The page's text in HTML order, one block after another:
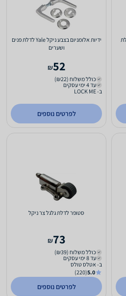
ידיות אלומניום בצבע ניקל Yale לדלת פנים
ושערים
52
₪
כולל משלוח (₪22)
עד 4 ימי עסקים
ב- LOCK ME
לפרטים נוספים
סטופר לדלת גלגל צר ניקל
73
₪
כולל משלוח (₪39)
עד 8 ימי עסקים
ב- אטלס טולס
5.0
(220)
לפרטים נוספים